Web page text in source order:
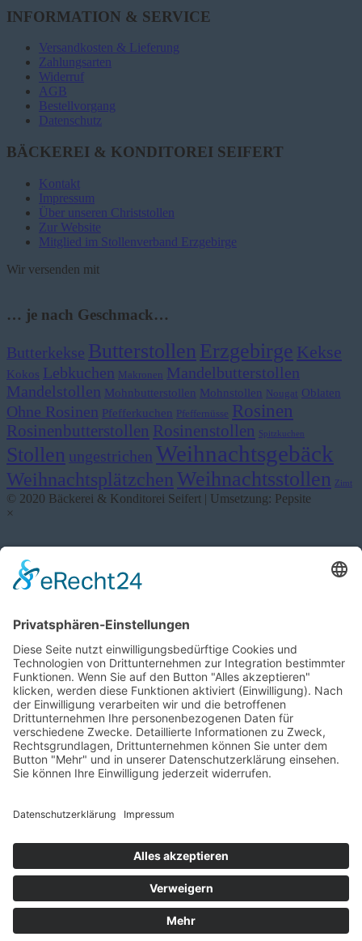
INFORMATION & SERVICE
Versandkosten & Lieferung
Zahlungsarten
Widerruf
AGB
Bestellvorgang
Datenschutz
BÄCKEREI & KONDITOREI SEIFERT
Kontakt
Impressum
Über unseren Christstollen
Zur Website
Mitglied im Stollenverband Erzgebirge
Wir versenden mit
… je nach Geschmack…
Butterkekse Butterstollen Erzgebirge Kekse
Kokos Lebkuchen Makronen Mandelbutterstollen
Mandelstollen Mohnbutterstollen Mohnstollen Nougat Oblaten
Ohne Rosinen Pfefferkuchen Pfeffernüsse Rosinen
Rosinenbutterstollen Rosinenstollen Spitzkuchen
Stollen ungestrichen Weihnachtsgebäck
Weihnachtsplätzchen Weihnachtsstollen Zimt
© 2020 Bäckerei & Konditorei Seifert | Umsetzung: Pepsite
×
Anmelden
Passwort vergessen?
Angemeldet bleiben
Anmelden
Zum Inhalt springen
Werkzeugleiste öffnen
Text vergrößern